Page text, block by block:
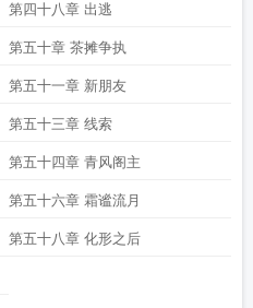
第四十八章 出逃
第五十章 茶摊争执
第五十一章 新朋友
第五十三章 线索
第五十四章 青风阁主
第五十六章 霜谧流月
第五十八章 化形之后